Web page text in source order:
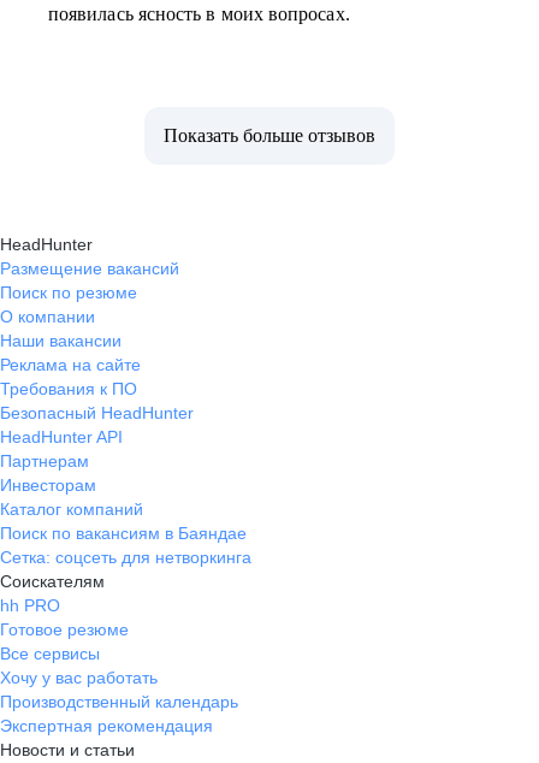
появилась ясность в моих вопросах.
Показать больше отзывов
HeadHunter
Размещение вакансий
Поиск по резюме
О компании
Наши вакансии
Реклама на сайте
Требования к ПО
Безопасный HeadHunter
HeadHunter API
Партнерам
Инвесторам
Каталог компаний
Поиск по вакансиям в Баяндае
Сетка: соцсеть для нетворкинга
Соискателям
hh PRO
Готовое резюме
Все сервисы
Хочу у вас работать
Производственный календарь
Экспертная рекомендация
Новости и статьи